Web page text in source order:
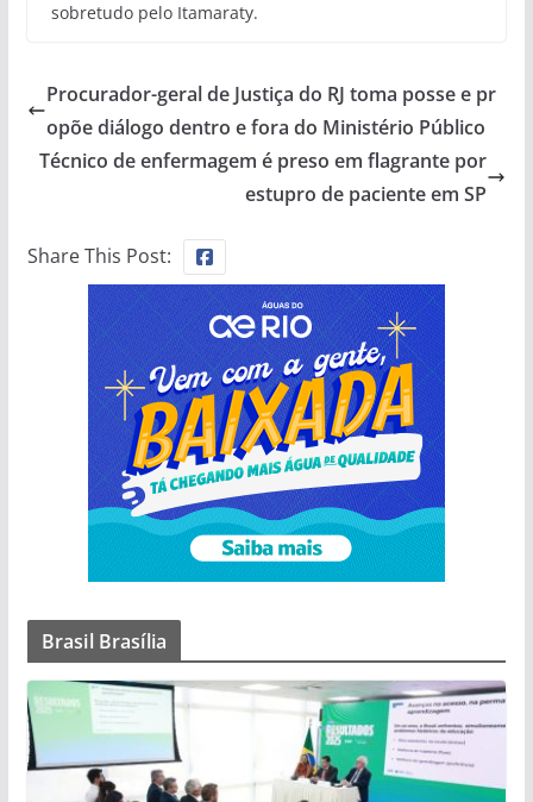
sobretudo pelo Itamaraty.
Procurador-geral de Justiça do RJ toma posse e pr
opõe diálogo dentro e fora do Ministério Público
Técnico de enfermagem é preso em flagrante por
estupro de paciente em SP
Share This Post:
Brasil Brasília